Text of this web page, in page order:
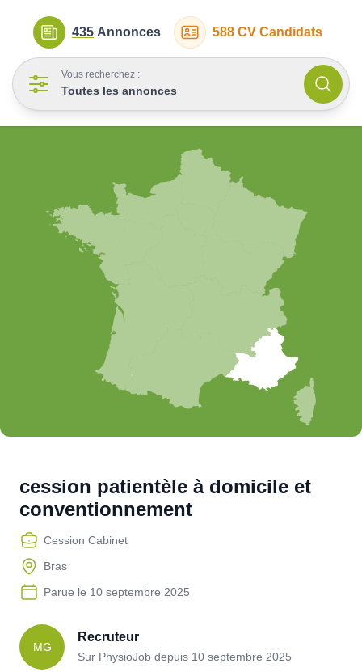
435 Annonces 588 CV Candidats
Vous recherchez :
Toutes les annonces
cession patientèle à domicile et
conventionnement
Cession Cabinet
Bras
Parue le 10 septembre 2025
MG
Recruteur
Sur PhysioJob depuis 10 septembre 2025